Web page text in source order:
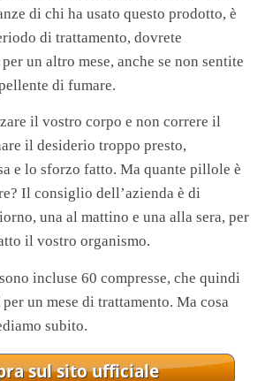
di chi ha usato questo prodotto, è
di trattamento, dovrete
un altro mese, anche se non sentite
di fumare.
il vostro corpo e non correre il
il desiderio troppo presto,
e lo sforzo fatto. Ma quante pillole è
Il consiglio dell’azienda è di
una al mattino e una alla sera, per
il vostro organismo.
incluse 60 compresse, che quindi
un mese di trattamento. Ma cosa
subito.